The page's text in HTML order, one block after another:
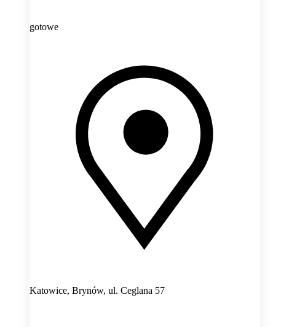
gotowe
Katowice, Brynów, ul. Ceglana 57